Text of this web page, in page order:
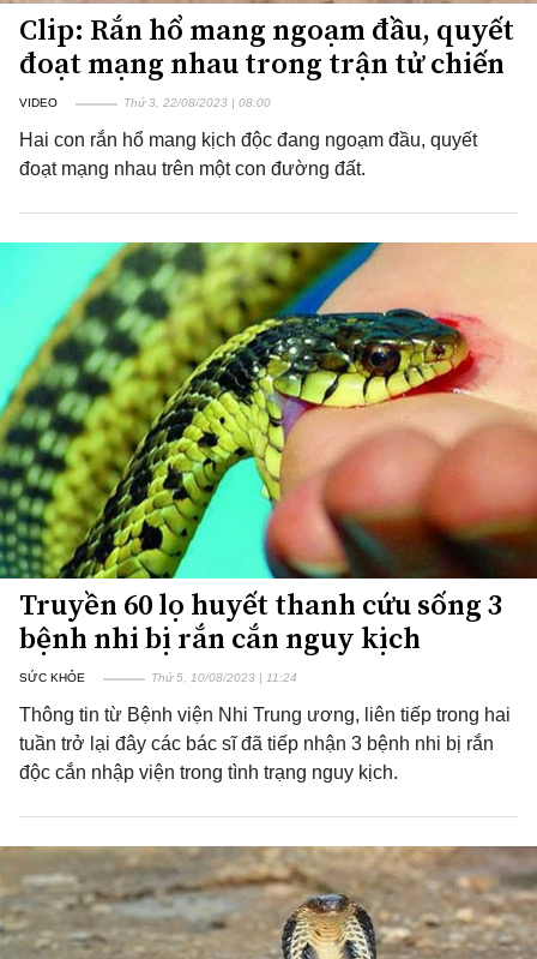
Clip: Rắn hổ mang ngoạm đầu, quyết
đoạt mạng nhau trong trận tử chiến
VIDEO Thứ 3, 22/08/2023 | 08:00
Hai con rắn hổ mang kịch độc đang ngoạm đầu, quyết
đoạt mạng nhau trên một con đường đất.
Truyền 60 lọ huyết thanh cứu sống 3
bệnh nhi bị rắn cắn nguy kịch
SỨC KHỎE Thứ 5, 10/08/2023 | 11:24
Thông tin từ Bệnh viện Nhi Trung ương, liên tiếp trong hai
tuần trở lại đây các bác sĩ đã tiếp nhận 3 bệnh nhi bị rắn
độc cắn nhập viện trong tình trạng nguy kịch.